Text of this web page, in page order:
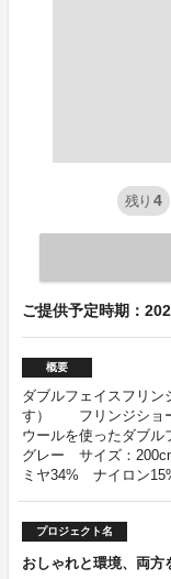
残り 4
ご提供予定時期：
概要
ダブルフェイスフリン
す） フリンジショー
ウールを使ったダブル
グレー サイズ：
ミヤ34% ナイロン
プロジェクト名
おしゃれと環境、両方